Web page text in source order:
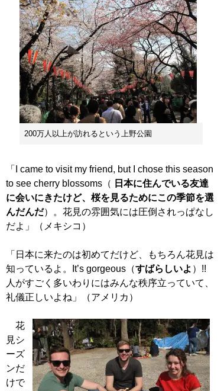
200万人以上が訪れるという上野公園
「I came to visit my friend, but I chose this season
to see cherry blossoms（ 日本に住んでいる友達
に会いにきたけど、桜を見るためにこの季節を選
んだんだ）。花見の雰囲気には圧倒されっぱなし
だよ」（メキシコ）
「日本に来たのは初めてだけど、もちろん花見は
知っているよ。It’s gorgeous（すばらしいよ ）!!
人がすごく多いわりにはみんな秩序立っていて、
礼儀正しいよね」（アメリカ）
花
見シ
ーズ
ンだ
けで